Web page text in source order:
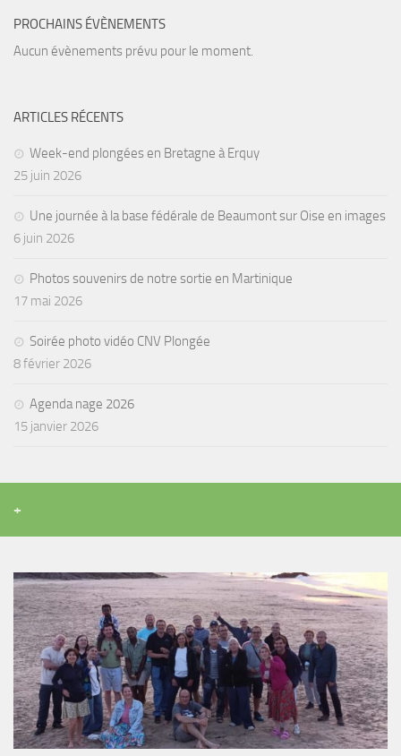
PROCHAINS ÉVÈNEMENTS
Aucun évènements prévu pour le moment.
ARTICLES RÉCENTS
Week-end plongées en Bretagne à Erquy
25 juin 2026
Une journée à la base fédérale de Beaumont sur Oise en images
6 juin 2026
Photos souvenirs de notre sortie en Martinique
17 mai 2026
Soirée photo vidéo CNV Plongée
8 février 2026
Agenda nage 2026
15 janvier 2026
+